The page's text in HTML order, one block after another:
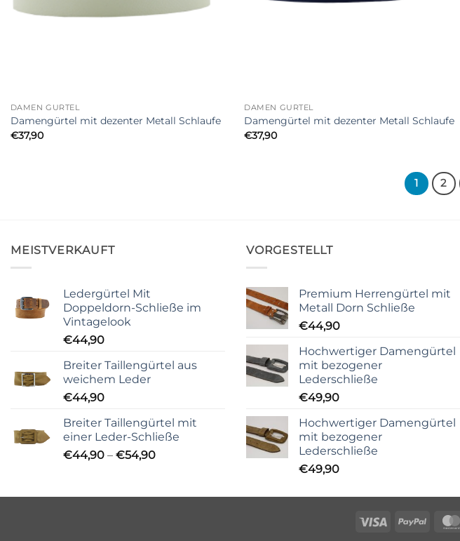
DAMEN GÜRTEL
Damengürtel mit dezenter Metall Schlaufe
€37,90
DAMEN GÜRTEL
Damengürtel mit dezenter Metall Schlaufe
€37,90
1 2
MEISTVERKAUFT
Ledergürtel Mit
Doppeldorn-Schließe im
Vintagelook
€44,90
Breiter Taillengürtel aus
weichem Leder
€44,90
Breiter Taillengürtel mit
einer Leder-Schließe
€44,90 – €54,90Preisspanne:
€54,90
VORGESTELLT
Premium Herrengürtel mit
Metall Dorn Schließe
€44,90
Hochwertiger Damengürtel
mit bezogener
Lederschließe
€49,90
Hochwertiger Damengürtel
mit bezogener
Lederschließe
€49,90
Visa PayPal